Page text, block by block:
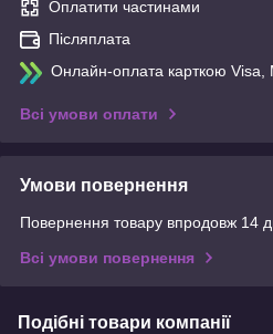
Оплатити частинами
Післяплата
Онлайн-оплата карткою Visa,
Всі умови оплати
Умови повернення
Повернення товару впродовж 14
Всі умови повернення
Подібні товари компанії